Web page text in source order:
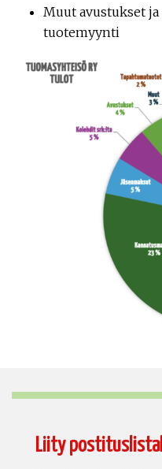
Muut avustukset
tuotemyynti
Liity